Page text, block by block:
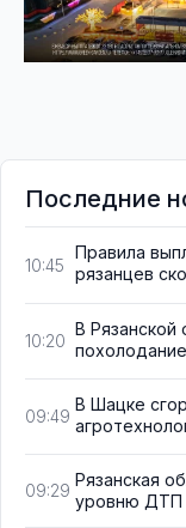
Последние
10:45
Правила
рязанцев
10:20
В Рязанской
похолодание
09:49
В Шацке
09:29
Рязанская
уровню ДТП